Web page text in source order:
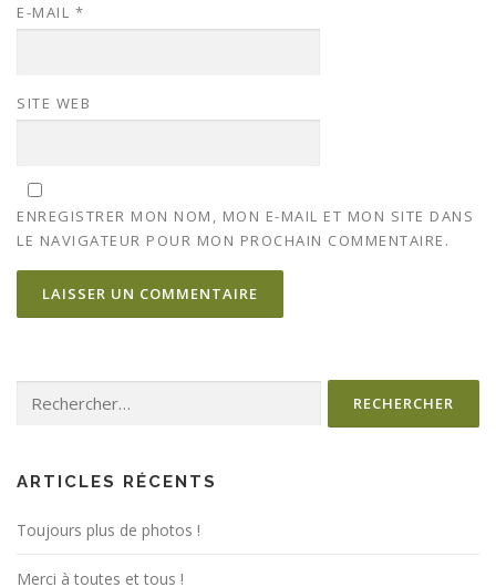
E-MAIL *
SITE WEB
ENREGISTRER MON NOM, MON E-MAIL ET MON SITE DANS
LE NAVIGATEUR POUR MON PROCHAIN COMMENTAIRE.
ARTICLES RÉCENTS
Toujours plus de photos !
Merci à toutes et tous !